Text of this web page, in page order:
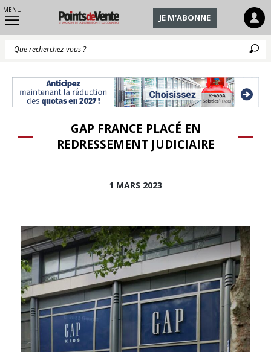
MENU
JE M'ABONNE
GAP FRANCE PLACÉ EN
REDRESSEMENT JUDICIAIRE
1 MARS 2023